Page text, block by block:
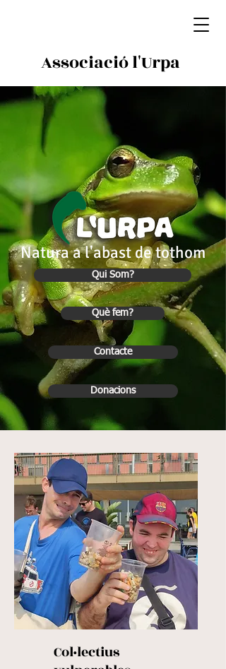
Associació l'Urpa
Natura a l'abast de tothom
Qui Som?
Què fem?
Contacte
Donacions
Col·lectius